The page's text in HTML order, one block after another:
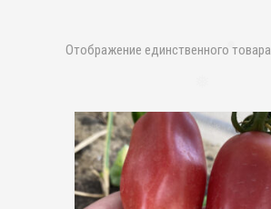
❅
Отображение единственного товара